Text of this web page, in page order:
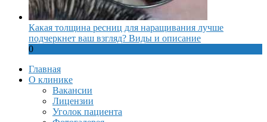
Какая толщина ресниц для наращивания лучше
подчеркнет ваш взгляд? Виды и описание
0
Главная
О клинике
Вакансии
Лицензии
Уголок пациента